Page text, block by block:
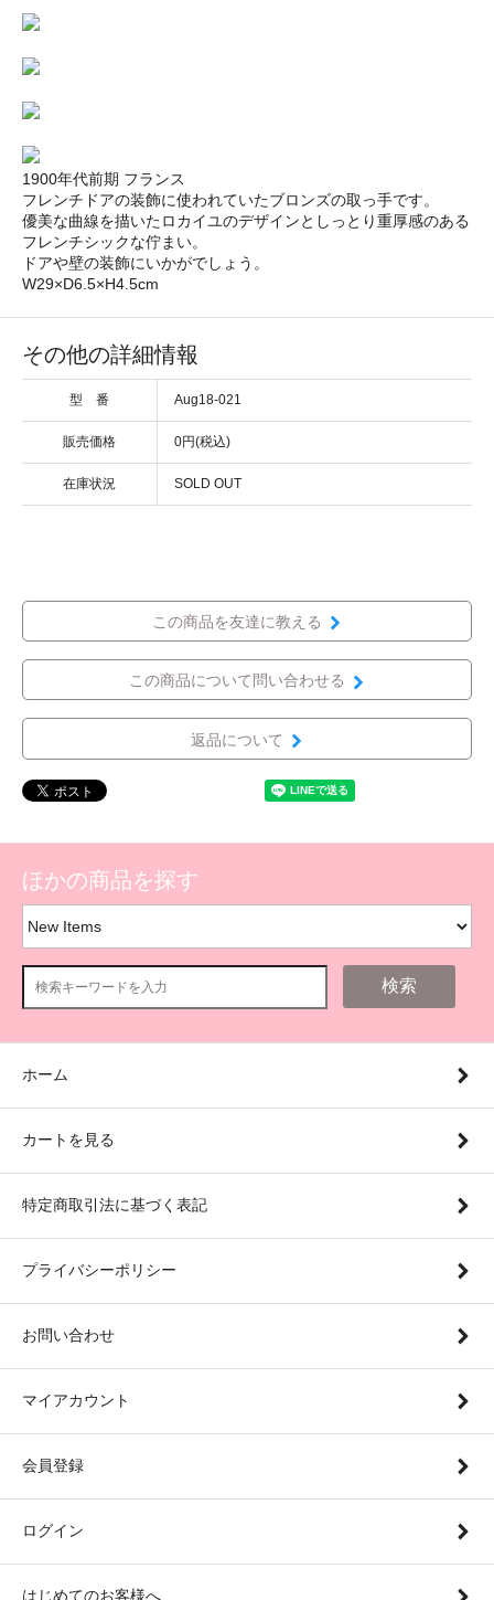
1900年代前期 フランス
フレンチドアの装飾に使われていたブロンズの取っ手です。
優美な曲線を描いたロカイユのデザインとしっとり重厚感のある
フレンチシックな佇まい。
ドアや壁の装飾にいかがでしょう。
W29×D6.5×H4.5cm
その他の詳細情報
型 番 Aug18-021
販売価格 0円(税込)
在庫状況 SOLD OUT
この商品を友達に教える
この商品について問い合わせる
返品について
ほかの商品を探す
検索
ホーム
カートを見る
特定商取引法に基づく表記
プライバシーポリシー
お問い合わせ
マイアカウント
会員登録
ログイン
はじめてのお客様へ